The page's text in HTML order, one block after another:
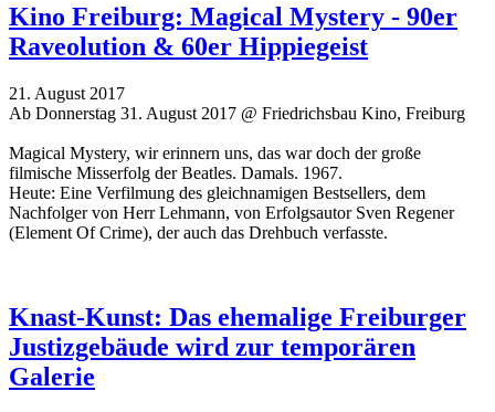
Kino Freiburg: Magical Mystery - 90er
Raveolution & 60er Hippiegeist
21. August 2017
Ab Donnerstag 31. August 2017 @ Friedrichsbau Kino, Freiburg
Magical Mystery, wir erinnern uns, das war doch der große
filmische Misserfolg der Beatles. Damals. 1967.
Heute: Eine Verfilmung des gleichnamigen Bestsellers, dem
Nachfolger von Herr Lehmann, von Erfolgsautor Sven Regener
(Element Of Crime), der auch das Drehbuch verfasste.
Knast-Kunst: Das ehemalige Freiburger
Justizgebäude wird zur temporären
Galerie